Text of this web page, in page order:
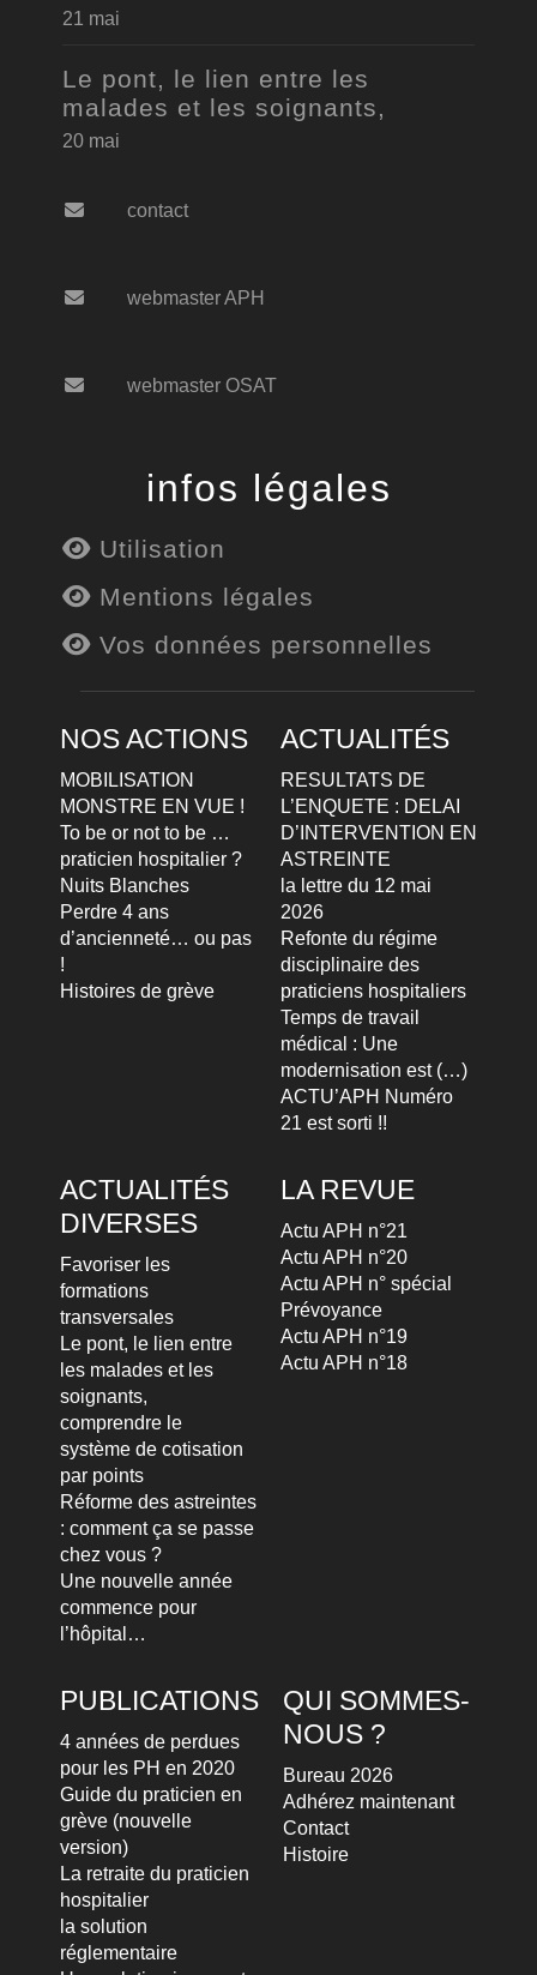
21 mai
Le pont, le lien entre les
malades et les soignants,
20 mai
contact
webmaster APH
webmaster OSAT
infos légales
Utilisation
Mentions légales
Vos données personnelles
NOS ACTIONS
MOBILISATION
MONSTRE EN VUE !
To be or not to be …
praticien hospitalier ?
Nuits Blanches
Perdre 4 ans
d’ancienneté… ou pas
!
Histoires de grève
ACTUALITÉS
RESULTATS DE
L’ENQUETE : DELAI
D’INTERVENTION EN
ASTREINTE
la lettre du 12 mai
2026
Refonte du régime
disciplinaire des
praticiens hospitaliers
Temps de travail
médical : Une
modernisation est (…)
ACTU’APH Numéro
21 est sorti !!
ACTUALITÉS
DIVERSES
Favoriser les
formations
transversales
Le pont, le lien entre
les malades et les
soignants,
comprendre le
système de cotisation
par points
Réforme des astreintes
: comment ça se passe
chez vous ?
Une nouvelle année
commence pour
l’hôpital…
LA REVUE
Actu APH n°21
Actu APH n°20
Actu APH n° spécial
Prévoyance
Actu APH n°19
Actu APH n°18
PUBLICATIONS
4 années de perdues
pour les PH en 2020
Guide du praticien en
grève (nouvelle
version)
La retraite du praticien
hospitalier
la solution
réglementaire
QUI SOMMES-
NOUS ?
Bureau 2026
Adhérez maintenant
Contact
Histoire